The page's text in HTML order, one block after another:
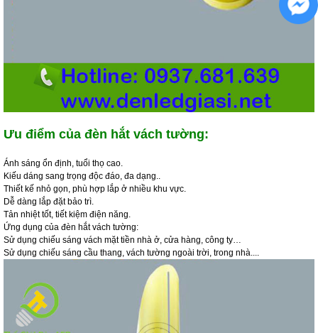
Ưu điểm của đèn hắt vách tường:
Ánh sáng ổn định, tuổi thọ cao.
Kiếu dáng sang trọng độc đáo, đa dạng..
Thiết kế nhỏ gọn, phù hợp lắp ở nhiều khu vực.
Dễ dàng lắp đặt bảo trì.
Tản nhiệt tốt, tiết kiệm điện năng.
Ứng dụng của đèn hắt vách tường:
Sử dụng chiếu sáng vách mặt tiền nhà ở, cửa hàng, công ty…
Sử dụng chiếu sáng cầu thang, vách tường ngoài trời, trong nhà....